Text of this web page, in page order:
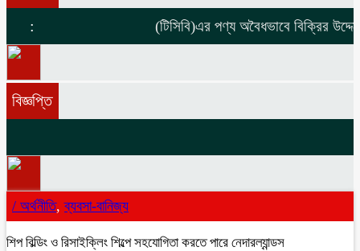
: (টিসিবি)এর পণ্য অবৈধভাবে বিক্রির
বিজ্ঞপ্তি
/ অর্থনীতি,ব্যবসা-বানিজ্য
শিপ বিল্ডিং ও রিসাইক্লিং শিল্পে সহযোগিতা করতে পারে নেদারল্যান্ডস